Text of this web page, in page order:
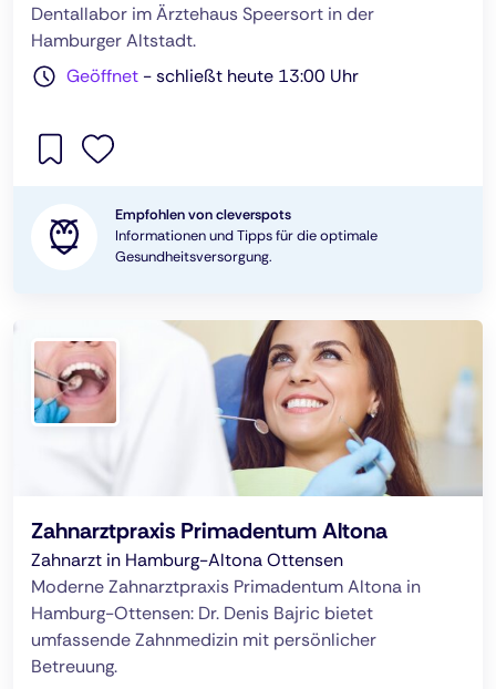
Dentallabor im Ärztehaus Speersort in der
Hamburger Altstadt.
Geöffnet -schließt heute 13:00 Uhr
Empfohlen von cleverspots
Informationen und Tipps für die optimale
Gesundheitsversorgung.
Zahnarztpraxis Primadentum Altona
Zahnarzt in Hamburg-Altona Ottensen
Moderne Zahnarztpraxis Primadentum Altona in
Hamburg-Ottensen: Dr. Denis Bajric bietet
umfassende Zahnmedizin mit persönlicher
Betreuung.